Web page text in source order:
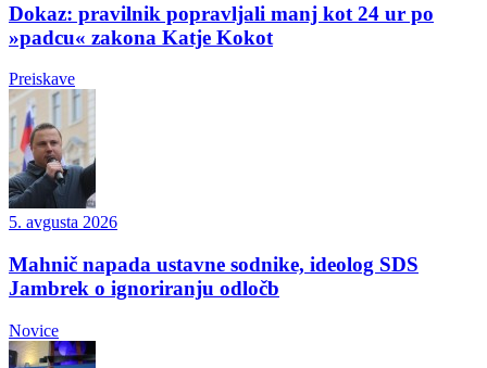
Dokaz: pravilnik popravljali manj kot 24 ur po
»padcu« zakona Katje Kokot
Preiskave
5. avgusta 2026
Mahnič napada ustavne sodnike, ideolog SDS
Jambrek o ignoriranju odločb
Novice